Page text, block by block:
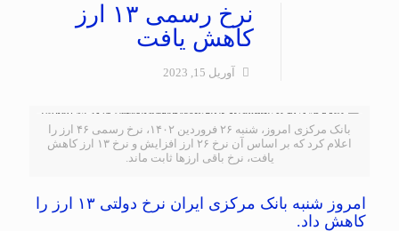
نرخ رسمی ۱۳ ارز
کاهش یافت
آوریل 15, 2023
بانک مرکزی امروز، شنبه ۲۶ فروردین ۱۴۰۲، نرخ رسمی ۴۶ ارز را
اعلام کرد که بر اساس آن نرخ ۲۶ ارز افزایش و نرخ ۱۳ ارز کاهش
یافت، نرخ باقی ارزها ثابت ماند.
امروز شنبه بانک مرکزی ایران نرخ دولتی ۱۳ ارز را
کاهش داد.